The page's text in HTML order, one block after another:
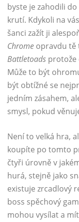
byste je zahodili
krutí. Kdykoli na
šanci zažít ji
Chrome opravdu tě
Battletoads protože
Může to být
být obtížné se
jedním zásahem,
smysl, pokud
Není to velká hra,
koupíte po tomto
čtyři úrovně v
hurá, stejně jako
existuje zrcadlový
boss spěchový
mohou vysílat a